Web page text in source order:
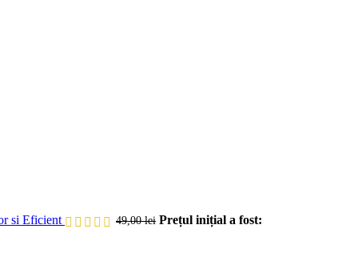
si Eficient 49,00lei Prețul inițial a fost: